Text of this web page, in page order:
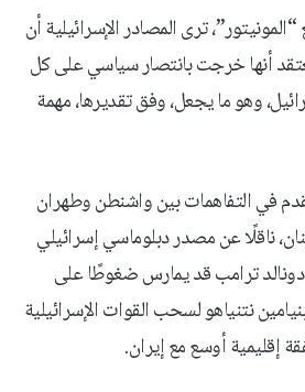
ترى المصادر الإسرائيلية أن
تعتقد أنها خرجت بانتصار سياسي على كل
وهو ما يجعل، وفق تقديرها، مهمة
في التفاهمات بين واشنطن وطهران
ناقلًا عن مصدر دبلوماسي إسرائيلي
دونالد ترامب قد يمارس ضغوطًا على
نتنياهو لسحب القوات الإسرائيلية
إقليمية أوسع مع إيران.